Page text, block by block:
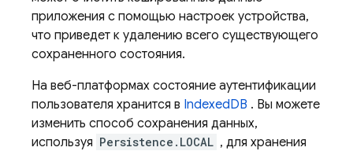
приложения с помощью настроек устройства,
что приведет к удалению всего существующего
сохраненного состояния.
На веб-платформах состояние аутентификации
пользователя хранится в IndexedDB . Вы можете
изменить способ сохранения данных,
используя Persistence.LOCAL , для хранения